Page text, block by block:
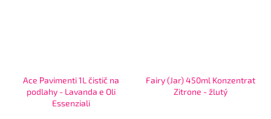
Ace Pavimenti 1L čistič na
podlahy - Lavanda e Oli
Essenziali
Fairy (Jar) 450ml Konzentrat
Zitrone - žlutý